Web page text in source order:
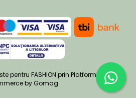
pentru FASHION prin Platforma E-
by Gomag